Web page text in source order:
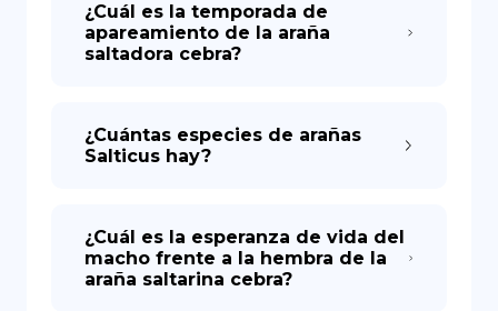
¿Cuál es la temporada de
apareamiento de la araña
saltadora cebra?
¿Cuántas especies de arañas
Salticus hay?
¿Cuál es la esperanza de vida del
macho frente a la hembra de la
araña saltarina cebra?